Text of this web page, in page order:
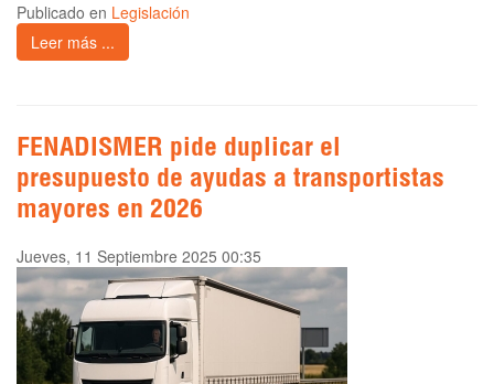
Publicado en Legislación
Leer más ...
FENADISMER pide duplicar el
presupuesto de ayudas a transportistas
mayores en 2026
Jueves, 11 Septiembre 2025 00:35